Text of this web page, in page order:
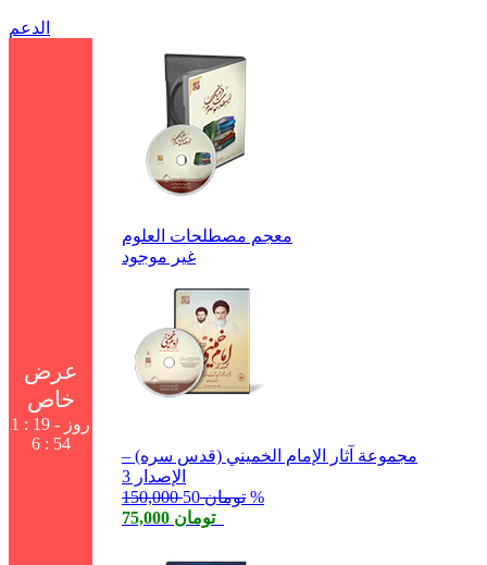
الدعم
عرض
خاص
1 روز - 18 :
54 : 6
معجم مصطلحات العلوم
غير موجود
مجموعة آثار الإمام الخميني (قدس سره) –
الإصدار 3
150,000 تومان 50 %
75,000 تومان